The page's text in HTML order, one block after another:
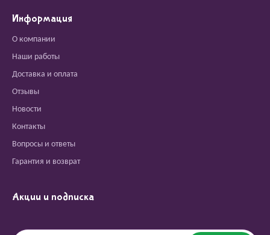
Информация
О компании
Наши работы
Доставка и оплата
Отзывы
Новости
Контакты
Вопросы и ответы
Гарантия и возврат
Акции и подписка